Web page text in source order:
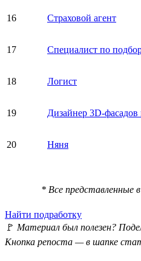
16 Страховой агент
17 Специалист по
18 Логист
19 Дизайнер 3D-фасадов
20 Няня
* Все представленные
Найти подработку
🚩 Материал был полезен?
Кнопка репоста — в шапке